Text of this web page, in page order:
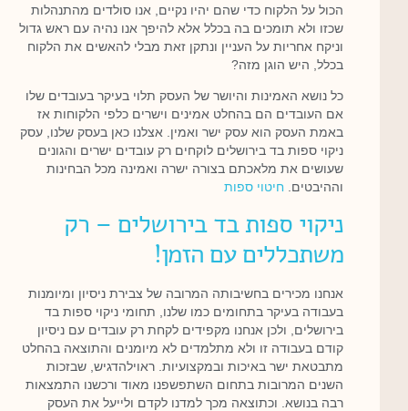
הכול על הלקוח כדי שהם יהיו נקיים, אנו סולדים מהתנהלות
שכזו ולא תומכים בה בכלל אלא להיפך אנו נהיה עם ראש גדול
וניקח אחריות על העניין ונתקן זאת מבלי להאשים את הלקוח
בכלל, היש הוגן מזה?
כל נושא האמינות והיושר של העסק תלוי בעיקר בעובדים שלו
אם העובדים הם בהחלט אמינים וישרים כלפי הלקוחות אז
באמת העסק הוא עסק ישר ואמין. אצלנו כאן בעסק שלנו, עסק
ניקוי ספות בד בירושלים לוקחים רק עובדים ישרים והגונים
שעושים את מלאכתם בצורה ישרה ואמינה מכל הבחינות
וההיבטים. חיטוי ספות
ניקוי ספות בד בירושלים – רק
משתכללים עם הזמן!
אנחנו מכירים בחשיבותה המרובה של צבירת ניסיון ומיומנות
בעבודה בעיקר בתחומים כמו שלנו, תחומי ניקוי ספות בד
בירושלים, ולכן אנחנו מקפידים לקחת רק עובדים עם ניסיון
קודם בעבודה זו ולא מתלמדים לא מיומנים והתוצאה בהחלט
מתבטאת ישר באיכות ובמקצועיות. ראוילהדגיש, שבזכות
השנים המרובות בתחום השתפשפנו מאוד ורכשנו התמצאות
רבה בנושא. וכתוצאה מכך למדנו לקדם ולייעל את העסק